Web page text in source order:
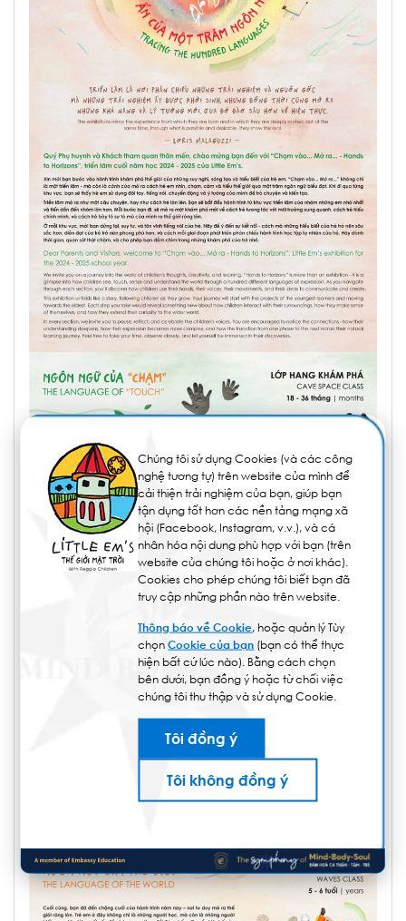
Chúng tôi sử dụng Cookies (và các công
nghệ tương tự) trên website của mình để
cải thiện trải nghiệm của bạn, giúp bạn
tận dụng tốt hơn các nền tảng mạng xã
hội (Facebook, Instagram, v.v.), và cá
nhân hóa nội dung phù hợp với bạn (trên
website của chúng tôi hoặc ở nơi khác).
Cookies cho phép chúng tôi biết bạn đã
truy cập những phần nào trên website.
Thông báo về Cookie, hoặc quản lý Tùy
chọnCookie của bạn (bạn có thể thực
hiện bất cứ lúc nào). Bằng cách chọn
bên dưới, bạn đồng ý hoặc từ chối việc
chúng tôi thu thập và sử dụng Cookie.
Tôi đồng ý
Tôi không đồng ý